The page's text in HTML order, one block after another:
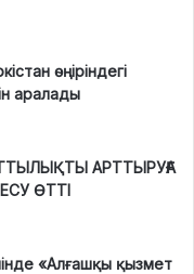
өңіріндегі
аралады
АРТТЫРУҒА
ӨТТІ
«Алғашқы қызмет